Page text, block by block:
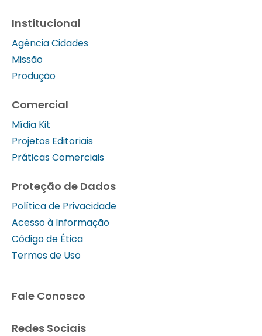
Institucional
Agência Cidades
Missão
Produção
Comercial
Mídia Kit
Projetos Editoriais
Práticas Comerciais
Proteção de Dados
Política de Privacidade
Acesso à Informação
Código de Ética
Termos de Uso
Fale Conosco
Redes Sociais